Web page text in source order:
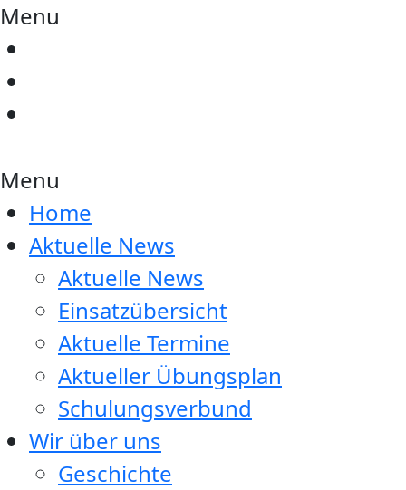
Menu
Menu
Home
Aktuelle News
Aktuelle News
Einsatzübersicht
Aktuelle Termine
Aktueller Übungsplan
Schulungsverbund
Wir über uns
Geschichte